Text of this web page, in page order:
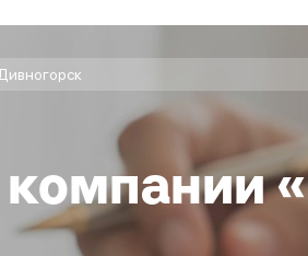
Дивногорск
компании